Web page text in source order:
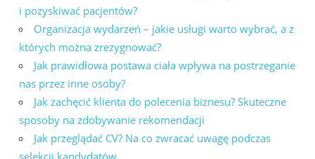
i pozyskiwać pacjentów?
Organizacja wydarzeń – jakie usługi warto wybrać, a z
których można zrezygnować?
Jak prawidłowa postawa ciała wpływa na postrzeganie
nas przez inne osoby?
Jak zachęcić klienta do polecenia biznesu? Skuteczne
sposoby na zdobywanie rekomendacji
Jak przeglądać CV? Na co zwracać uwagę podczas
selekcji kandydatów